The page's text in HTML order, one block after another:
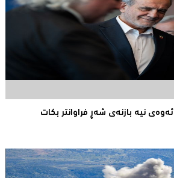
نیه‌ بازنه‌ی شه‌ڕ فراوانتر بكات